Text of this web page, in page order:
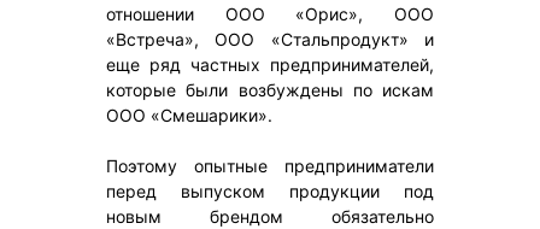
отношении ООО «Орис», ООО
«Встреча», ООО «Стальпродукт» и
еще ряд частных предпринимателей,
которые были возбуждены по искам
ООО «Смешарики».
Поэтому опытные предприниматели
перед выпуском продукции под
новым брендом обязательно